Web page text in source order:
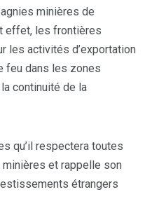
minières de
effet, les frontières
les activités d’exportation
feu dans les zones
continuité de la
qu’il respectera toutes
et rappelle son
étrangers